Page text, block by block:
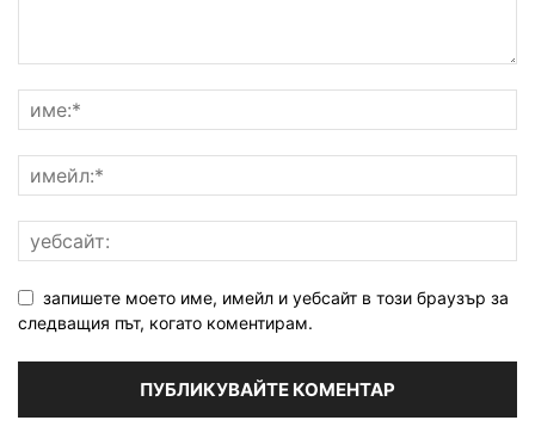
запишете моето име, имейл и уебсайт в този браузър за
следващия път, когато коментирам.